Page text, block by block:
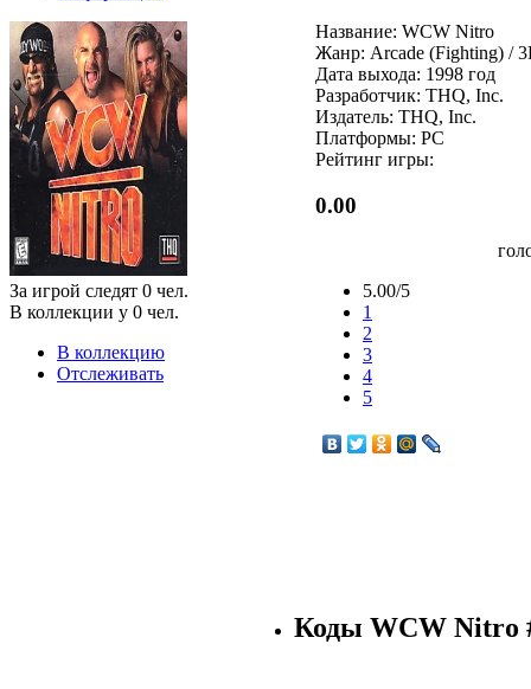
За игрой следят 0 чел.
В коллекции у 0 чел.
В коллекцию
Отслеживать
Название: WCW Nitro
Жанр: Arcade (Fighting) /
Дата выхода: 1998 год
Разработчик: THQ, Inc.
Издатель: THQ, Inc.
Платформы: PC
Рейтинг игры:
0.00
5.00/5
1
2
3
4
5
Коды WCW Nitro